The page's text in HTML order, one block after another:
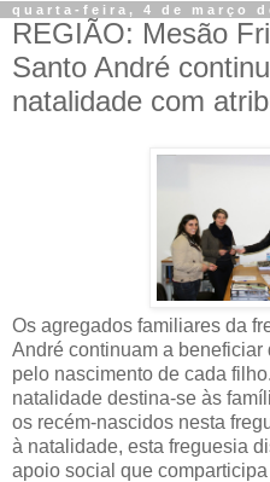
quarta-feira, 4 de março
REGIÃO: Mesão
Santo André
natalidade com
Os agregados familiares da
André continuam a
pelo nascimento de cada
natalidade destina-se às
os recém-nascidos nesta
à natalidade, esta freguesia
apoio social que